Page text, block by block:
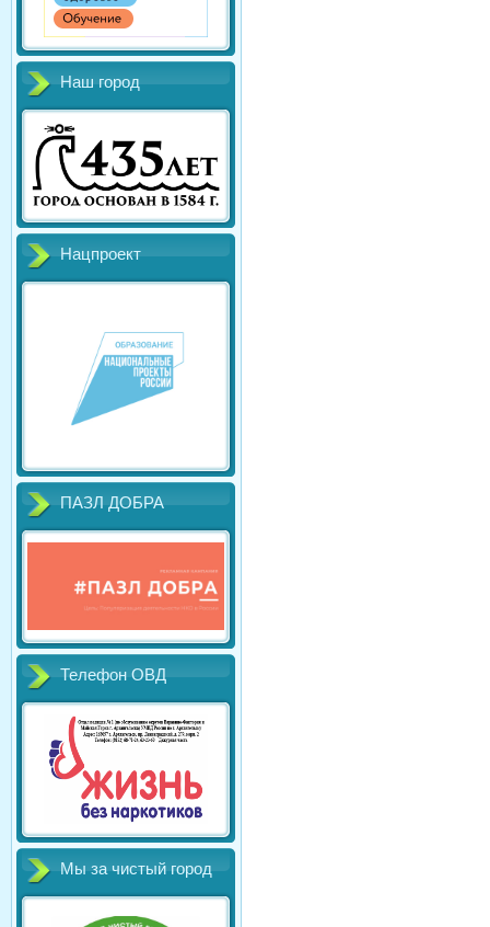
Наш город
Нацпроект
ПАЗЛ ДОБРА
Телефон ОВД
Мы за чистый город